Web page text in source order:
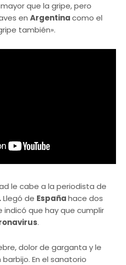
que la gripe, pero
en Argentinacomo el
también».
le cabe a la periodista de
Llegó de Españahace dos
indicó que hay que cumplir
.
dolor de garganta y le
En el sanatorio